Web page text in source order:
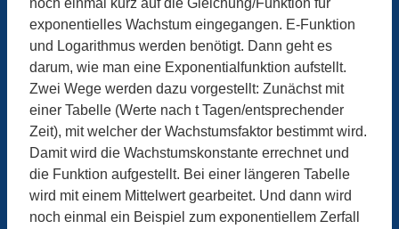
exponentielles Wachstum eingegangen. E-Funktion
und Logarithmus werden benötigt. Dann geht es
darum, wie man eine Exponentialfunktion aufstellt.
Zwei Wege werden dazu vorgestellt: Zunächst mit
einer Tabelle (Werte nach t Tagen/entsprechender
Zeit), mit welcher der Wachstumsfaktor bestimmt wird.
Damit wird die Wachstumskonstante errechnet und
die Funktion aufgestellt. Bei einer längeren Tabelle
wird mit einem Mittelwert gearbeitet. Und dann wird
noch einmal ein Beispiel zum exponentiellem Zerfall